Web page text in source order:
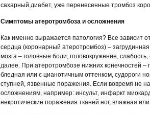
сахарный диабет, уже перенесенные тромбоз
Симптомы атеротромбоза и осложнения
Как именно выражается патология? Все зависит
сердца (коронарный атеротромбоз) –
мозга – головные боли, головокружение,
далее. При атеротромбозе нижних конечностей –
бледная или с цианотичным оттенком, судороги
ступней, язвенные поражения. Если вовремя не
осложнениям, например: инсульт, инфаркт
некротические поражения тканей ног, влажная